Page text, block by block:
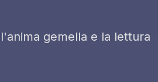
gemella e la lettura